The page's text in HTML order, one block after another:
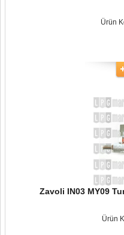
Ürün
Zavoli IN03 MY09
Ürün